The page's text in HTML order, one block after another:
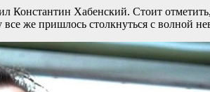
Константин Хабенский. Стоит
же пришлось столкнуться с волной